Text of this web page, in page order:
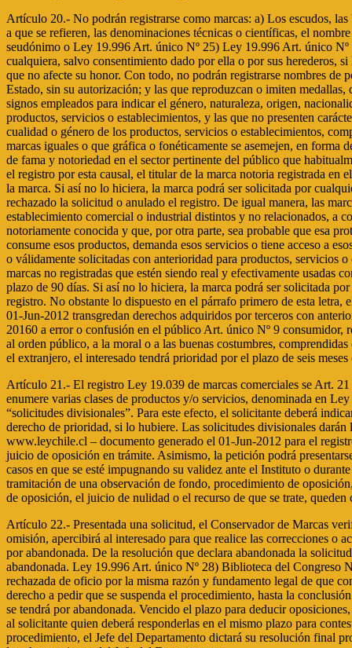
Artículo 20.- No podrán registrarse como marcas: a) Los escudos,
a que se refieren, las denominaciones técnicas o científicas, el
seudónimo o Ley 19.996 Art. único Nº 25) Ley 19.996 Art. único
cualquiera, salvo consentimiento dado por ella o por sus herederos,
que no afecte su honor. Con todo, no podrán registrarse nombres
Estado, sin su autorización; y las que reproduzcan o imiten
signos empleados para indicar el género, naturaleza, origen,
productos, servicios o establecimientos, y las que no presenten
cualidad o género de los productos, servicios o establecimientos,
marcas iguales o que gráfica o fonéticamente se asemejen, en
de fama y notoriedad en el sector pertinente del público que
el registro por esta causal, el titular de la marca notoria registrada
la marca. Si así no lo hiciera, la marca podrá ser solicitada por
rechazado la solicitud o anulado el registro. De igual manera, las
establecimiento comercial o industrial distintos y no relacionados, a
notoriamente conocida y que, por otra parte, sea probable que esa
consume esos productos, demanda esos servicios o tiene acceso a
o válidamente solicitadas con anterioridad para productos, servicios
marcas no registradas que estén siendo real y efectivamente
plazo de 90 días. Si así no lo hiciera, la marca podrá ser solicitada
registro. No obstante lo dispuesto en el párrafo primero de esta
01-Jun-2012 transgredan derechos adquiridos por terceros con
20160 a error o confusión en el público Art. único Nº 9
al orden público, a la moral o a las buenas costumbres,
el extranjero, el interesado tendrá prioridad por el plazo de seis
Artículo 21.- El registro Ley 19.039 de marcas comerciales se Art.
enumere varias clases de productos y/o servicios, denominada en
“solicitudes divisionales”. Para este efecto, el solicitante deberá
derecho de prioridad, si lo hubiere. Las solicitudes divisionales
www.leychile.cl – documento generado el 01-Jun-2012 para el
juicio de oposición en trámite. Asimismo, la petición podrá
casos en que se esté impugnando su validez ante el Instituto o
tramitación de una observación de fondo, procedimiento de
de oposición, el juicio de nulidad o el recurso de que se trate,
Artículo 22.- Presentada una solicitud, el Conservador de Marcas
omisión, apercibirá al interesado para que realice las correcciones o
por abandonada. De la resolución que declara abandonada la
abandonada. Ley 19.996 Art. único Nº 28) Biblioteca del Congreso
rechazada de oficio por la misma razón y fundamento legal de que
derecho a pedir que se suspenda el procedimiento, hasta la
se tendrá por abandonada. Vencido el plazo para deducir
al solicitante quien deberá responderlas en el mismo plazo para
procedimiento, el Jefe del Departamento dictará su resolución final